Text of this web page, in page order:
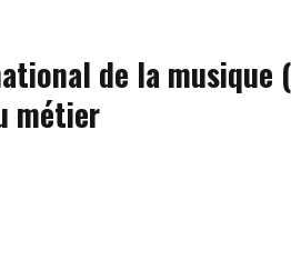
de la musique
métier